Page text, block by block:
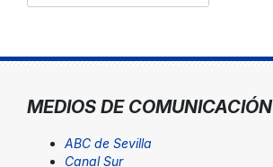
MEDIOS DE COMUNICACIÓN
ABC de Sevilla
Canal Sur